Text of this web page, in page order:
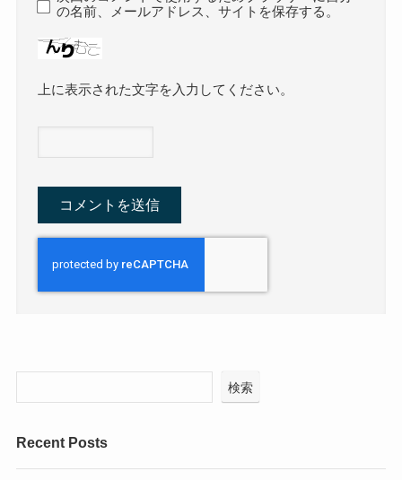
の名前、メールアドレス、サイトを保存する。
上に表示された文字を入力してください。
検索
Recent Posts